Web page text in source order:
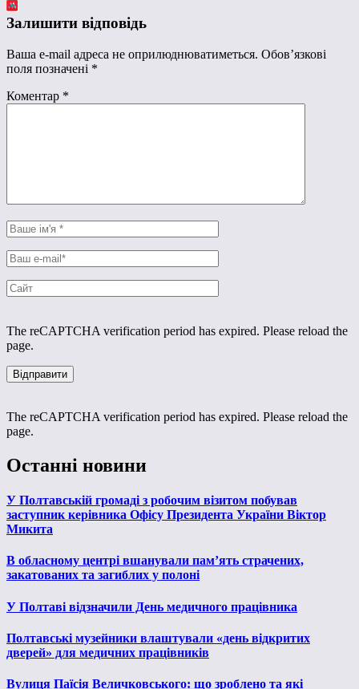
Залишити відповідь
Ваша e-mail адреса не оприлюднюватиметься. Обов’язкові
поля позначені *
Коментар *
The reCAPTCHA verification period has expired. Please reload the
page.
The reCAPTCHA verification period has expired. Please reload the
page.
Останні новини
У Полтавській громаді з робочим візитом побував
заступник керівника Офісу Президента України Віктор
Микита
В обласному центрі вшанували пам’ять страчених,
закатованих та загиблих у полоні
У Полтаві відзначили День медичного працівника
Полтавські музейники влаштували «день відкритих
дверей» для медичних працівників
Вулиця Паїсія Величковського: що зроблено та які